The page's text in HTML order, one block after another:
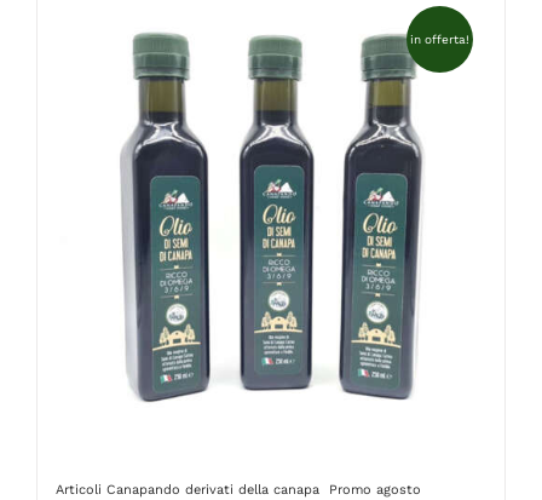
in offerta!
Articoli Canapando derivati della canapa Promo agosto